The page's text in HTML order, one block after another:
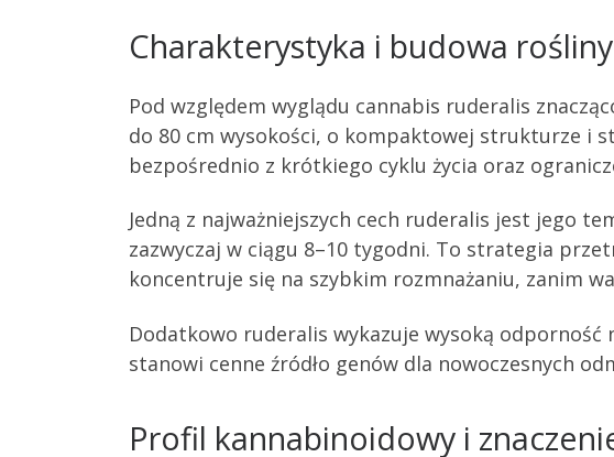
Charakterystyka i budowa rośliny
Pod względem wyglądu cannabis ruderalis
do 80 cm wysokości, o kompaktowej strukturze i
bezpośrednio z krótkiego cyklu życia oraz
Jedną z najważniejszych cech ruderalis jest jego
zazwyczaj w ciągu 8–10 tygodni. To strategia
koncentruje się na szybkim rozmnażaniu, zanim
Dodatkowo ruderalis wykazuje wysoką
stanowi cenne źródło genów dla nowoczesnych
Profil kannabinoidowy i